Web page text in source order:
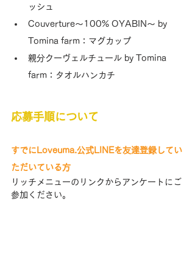
ッシュ
Couverture〜100% OYABIN〜 by
Tomina farm：マグカップ
親分クーヴェルチュール by Tomina
farm：タオルハンカチ
応募手順について
すでにLoveuma.公式LINEを友達登録してい
ただいている方
リッチメニューのリンクからアンケートにご
参加ください。